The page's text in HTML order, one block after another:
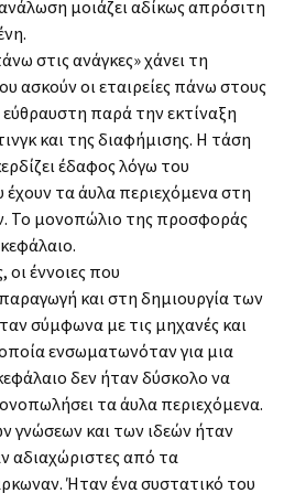
μοιάζει αδίκως απρόσιτη
στις ανάγκες» χάνει τη
ασκούν οι εταιρείες πάνω στους
εύθραυστη παρά την εκτίναξη
και της διαφήμισης. Η τάση
έδαφος λόγω του
τα άυλα περιεχόμενα στη
Το μονοπώλιο της προσφοράς
οι έννοιες που
και στη δημιουργία των
σύμφωνα με τις μηχανές και
ενσωματωνόταν για μια
δεν ήταν δύσκολο να
τα άυλα περιεχόμενα.
γνώσεων και των ιδεών ήταν
αδιαχώριστες από τα
Ήταν ένα συστατικό του